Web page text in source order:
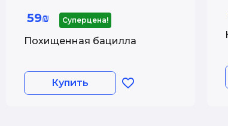
59₪ Суперцена!
Похищенная бацилла
Купить